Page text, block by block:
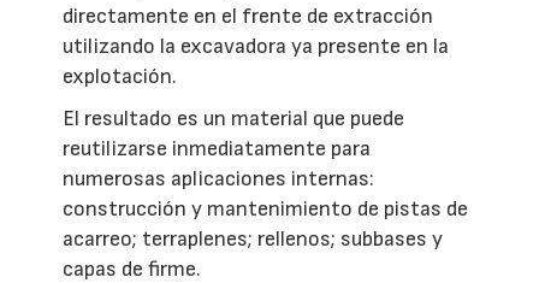
directamente en el frente de extracción
utilizando la excavadora ya presente en la
explotación.
El resultado es un material que puede
reutilizarse inmediatamente para
numerosas aplicaciones internas:
construcción y mantenimiento de pistas de
acarreo; terraplenes; rellenos; subbases y
capas de firme.